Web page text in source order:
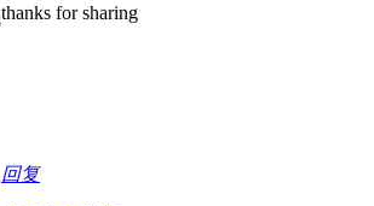
thanks for sharing
回复